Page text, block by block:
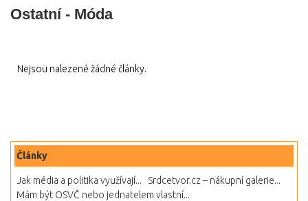
Ostatní - Móda
Nejsou nalezené žádné články.
Články
Jak média a politika využívají...
Srdcetvor.cz – nákupní galerie...
Mám být OSVČ nebo jednatelem vlastní...